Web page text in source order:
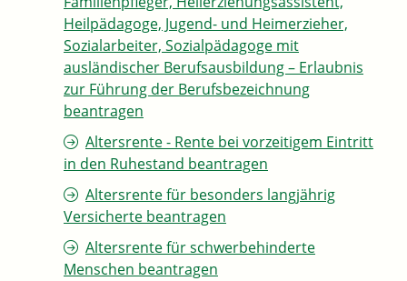
Heilpädagoge, Jugend- und Heimerzieher,
Sozialarbeiter, Sozialpädagoge mit
ausländischer Berufsausbildung – Erlaubnis
zur Führung der Berufsbezeichnung
beantragen
Altersrente - Rente bei vorzeitigem Eintritt
in den Ruhestand beantragen
Altersrente für besonders langjährig
Versicherte beantragen
Altersrente für schwerbehinderte
Menschen beantragen